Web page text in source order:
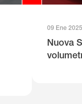
09 Ene 2025
Nuova